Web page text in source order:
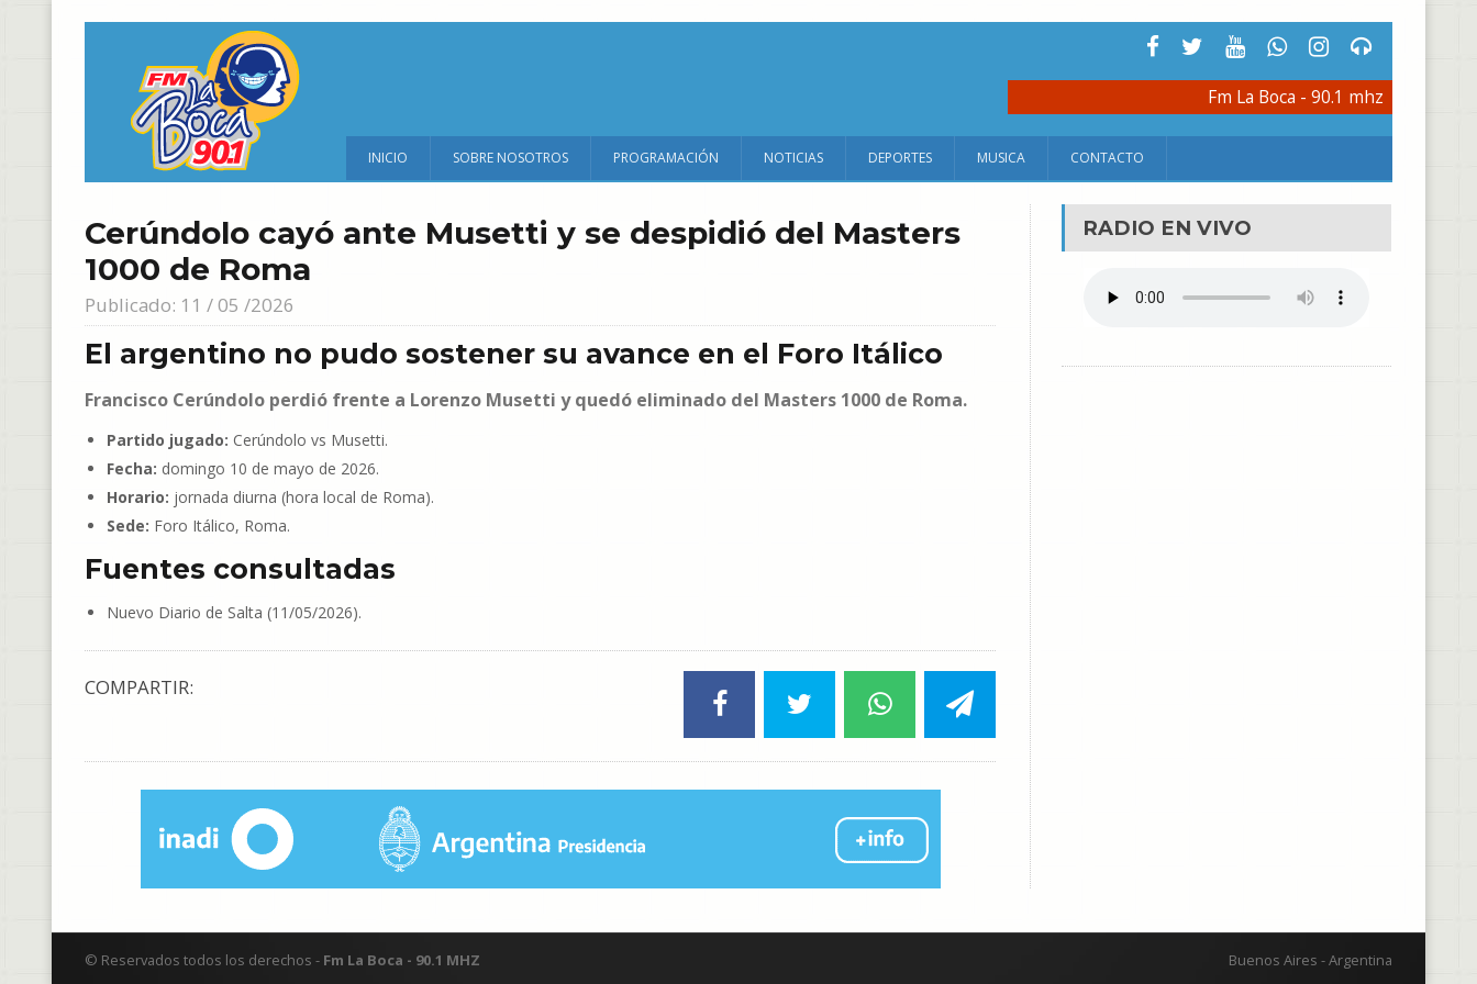
Fm La Boca - 90.1 mhz
INICIO SOBRE NOSOTROS PROGRAMACIÓN NOTICIAS DEPORTES MUSICA CONTACTO
Cerúndolo cayó ante Musetti y se despidió del Masters
1000 de Roma
Publicado: 11 / 05 /2026
El argentino no pudo sostener su avance en el Foro Itálico
Francisco Cerúndolo perdió frente a Lorenzo Musetti y quedó eliminado del Masters 1000 de Roma.
Partido jugado: Cerúndolo vs Musetti.
Fecha: domingo 10 de mayo de 2026.
Horario: jornada diurna (hora local de Roma).
Sede: Foro Itálico, Roma.
Fuentes consultadas
Nuevo Diario de Salta (11/05/2026).
COMPARTIR:
RADIO EN VIVO
Buenos Aires - Argentina
© Reservados todos los derechos - Fm La Boca - 90.1 MHZ